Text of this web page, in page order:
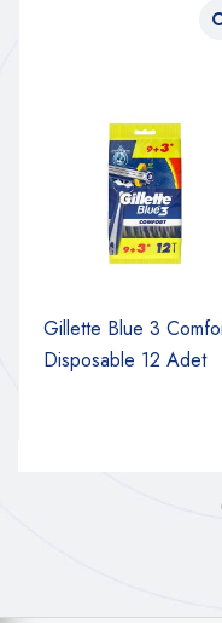
Gillette Blue 3
Disposable 12 Adet